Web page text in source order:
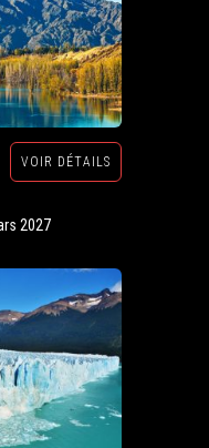
VOIR DÉTAILS
2027